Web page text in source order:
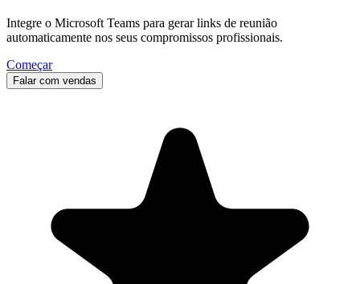
Integre o Microsoft Teams para gerar links de reunião
automaticamente nos seus compromissos profissionais.
Começar
Falar com vendas